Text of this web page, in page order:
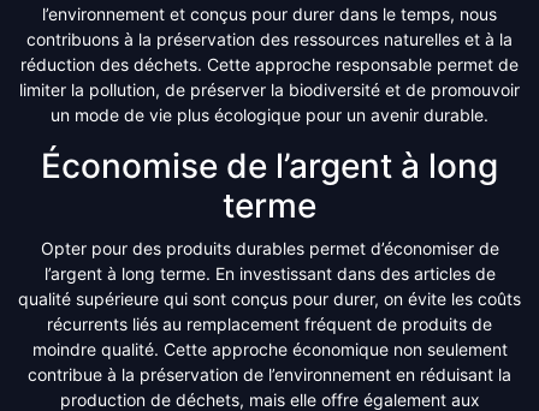
l’environnement et conçus pour durer dans le temps, nous
contribuons à la préservation des ressources naturelles et à la
réduction des déchets. Cette approche responsable permet de
limiter la pollution, de préserver la biodiversité et de promouvoir
un mode de vie plus écologique pour un avenir durable.
Économise de l’argent à long
terme
Opter pour des produits durables permet d’économiser de
l’argent à long terme. En investissant dans des articles de
qualité supérieure qui sont conçus pour durer, on évite les coûts
récurrents liés au remplacement fréquent de produits de
moindre qualité. Cette approche économique non seulement
contribue à la préservation de l’environnement en réduisant la
production de déchets, mais elle offre également aux